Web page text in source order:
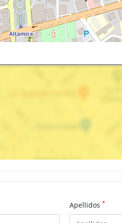
Apellidos *